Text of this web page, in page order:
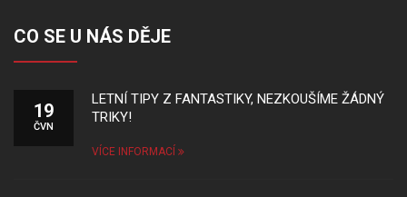
CO SE U NÁS DĚJE
19
ČVN
LETNÍ TIPY Z FANTASTIKY, NEZKOUŠÍME ŽÁDNÝ
TRIKY!
VÍCE INFORMACÍ